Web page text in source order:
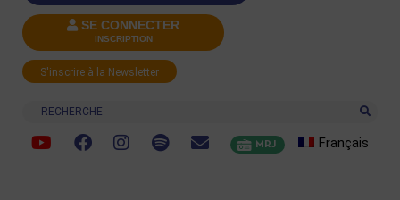
SE CONNECTER
INSCRIPTION
S'inscrire à la Newsletter
Recherche
MRJ Français